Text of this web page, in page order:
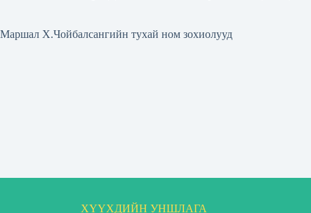
Маршал Х.Чойбалсангийн тухай ном зохиолууд
ХҮҮХДИЙН УНШЛАГА